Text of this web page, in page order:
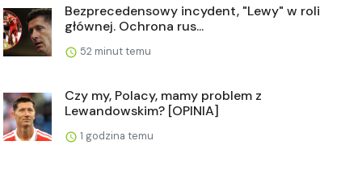
Bezprecedensowy incydent, "Lewy" w roli
głównej. Ochrona rus...
52 minut temu
Czy my, Polacy, mamy problem z
Lewandowskim? [OPINIA]
1 godzina temu